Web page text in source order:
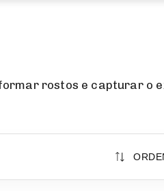
rostos e capturar o